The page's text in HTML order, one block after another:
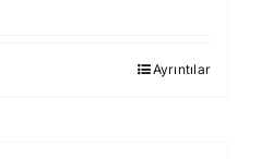
Ayrıntılar